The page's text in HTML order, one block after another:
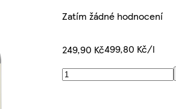
Zatím žádné hodnocení
249,90 Kč499,80 Kč/l